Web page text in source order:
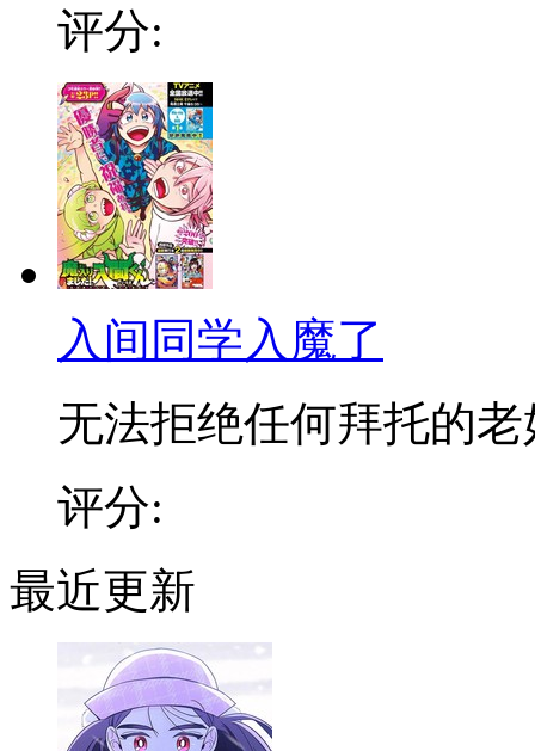
评分:
入间同学入魔了
无法拒绝任何拜托的老
评分:
最近更新